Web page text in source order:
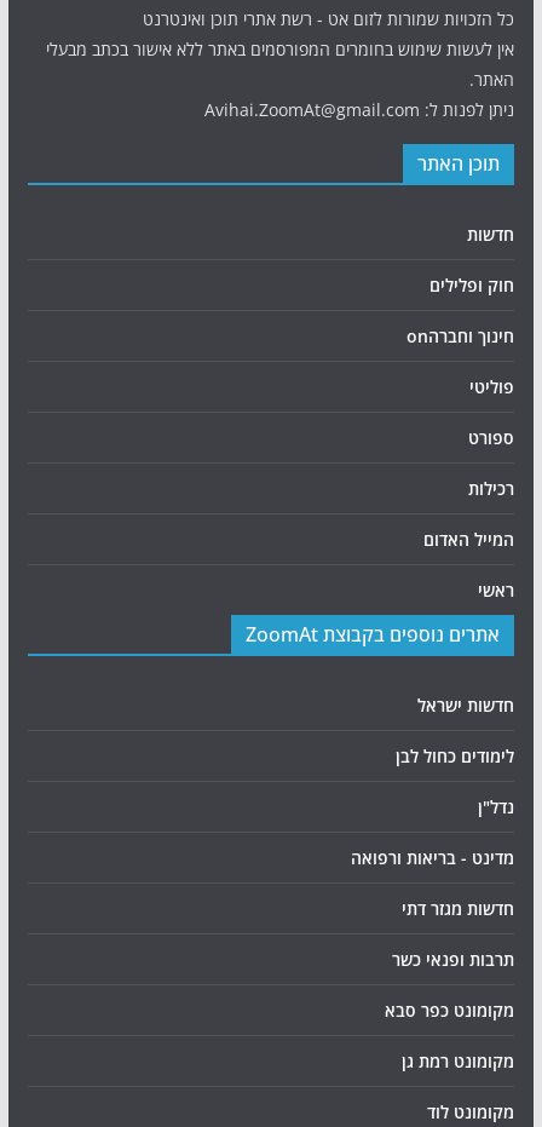
כל הזכויות שמורות לזום אט - רשת אתרי תוכן ואינטרנט
אין לעשות שימוש בחומרים המפורסמים באתר ללא אישור בכתב מבעלי
האתר.
ניתן לפנות ל: Avihai.ZoomAt@gmail.com
תוכן האתר
חדשות
חוק ופלילים
חינוך וחברהon
פוליטי
ספורט
רכילות
המייל האדום
ראשי
אתרים נוספים בקבוצת ZoomAt
חדשות ישראל
לימודים כחול לבן
נדל"ן
מדינט - בריאות ורפואה
חדשות מגזר דתי
תרבות ופנאי כשר
מקומונט כפר סבא
מקומונט רמת גן
מקומונט לוד